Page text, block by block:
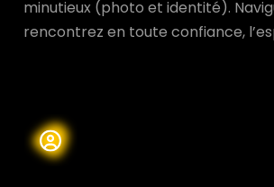
minutieux (photo et identité).
rencontrez en toute confiance,